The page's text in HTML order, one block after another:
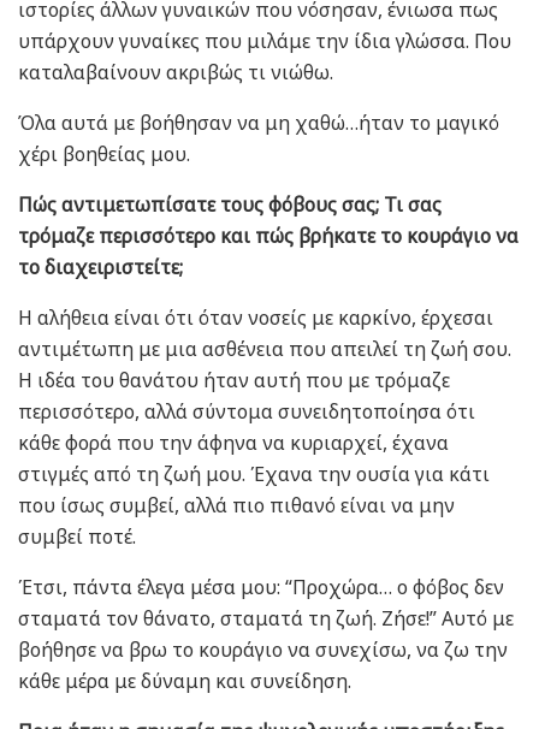
ιστορίες άλλων γυναικών που νόσησαν, ένιωσα πως
υπάρχουν γυναίκες που μιλάμε την ίδια γλώσσα. Που
καταλαβαίνουν ακριβώς τι νιώθω.
Όλα αυτά με βοήθησαν να μη χαθώ…ήταν το μαγικό
χέρι βοηθείας μου.
Πώς αντιμετωπίσατε τους φόβους σας; Τι σας
τρόμαζε περισσότερο και πώς βρήκατε το κουράγιο να
το διαχειριστείτε;
Η αλήθεια είναι ότι όταν νοσείς με καρκίνο, έρχεσαι
αντιμέτωπη με μια ασθένεια που απειλεί τη ζωή σου.
Η ιδέα του θανάτου ήταν αυτή που με τρόμαζε
περισσότερο, αλλά σύντομα συνειδητοποίησα ότι
κάθε φορά που την άφηνα να κυριαρχεί, έχανα
στιγμές από τη ζωή μου. Έχανα την ουσία για κάτι
που ίσως συμβεί, αλλά πιο πιθανό είναι να μην
συμβεί ποτέ.
Έτσι, πάντα έλεγα μέσα μου: “Προχώρα… ο φόβος δεν
σταματά τον θάνατο, σταματά τη ζωή. Ζήσε!” Αυτό με
βοήθησε να βρω το κουράγιο να συνεχίσω, να ζω την
κάθε μέρα με δύναμη και συνείδηση.